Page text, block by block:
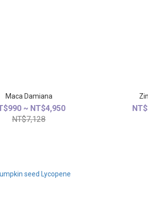
Maca Damiana
~ NT$4,950
NT$7,128